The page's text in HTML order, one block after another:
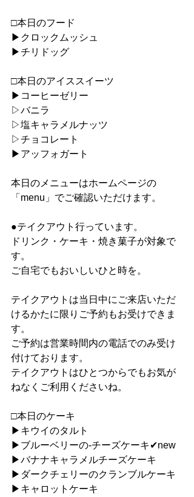
□本日のフード
▶︎クロックムッシュ
▶︎チリドッグ
□本日のアイススイーツ
▶︎コーヒーゼリー
▷バニラ
▷塩キャラメルナッツ
▷チョコレート
▶︎アッフォガート
本日のメニューはホームページの
「menu」でご確認いただけます。
●テイクアウト行っています。
ドリンク・ケーキ・焼き菓子が対象で
す。
ご自宅でもおいしいひと時を。
テイクアウトは当日中にご来店いただ
けるかたに限りご予約もお受けできま
す。
ご予約は営業時間内の電話でのみ受け
付けております。
テイクアウトはひとつからでもお気が
ねなくご利用くださいね。
□本日のケーキ
▶︎キウイのタルト
▶︎ブルーベリーの-チーズケーキ✔︎new
▶︎バナナキャラメルチーズケーキ
▶︎ダークチェリーのクランブルケーキ
▶︎キャロットケーキ